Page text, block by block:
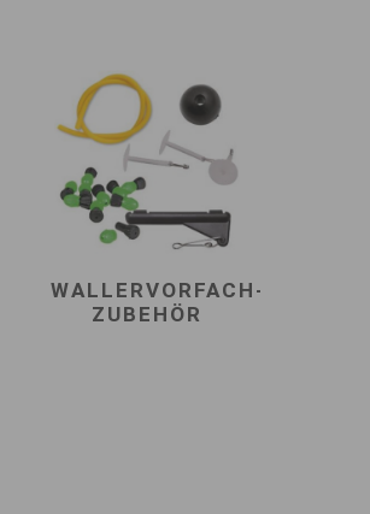
WALLERVORFACH-
ZUBEHÖR